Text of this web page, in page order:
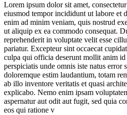
Lorem ipsum dolor sit amet,
eiusmod tempor incididunt ut labore et
enim ad minim veniam, quis nostrud
ut aliquip ex ea commodo consequat.
reprehenderit in voluptate velit esse
pariatur. Excepteur sint occaecat
culpa qui officia deserunt mollit anim id
perspiciatis unde omnis iste natus error
doloremque estim laudantium, totam
ab illo inventore veritatis et quasi
explicabo. Nemo enim ipsam
aspernatur aut odit aut fugit, sed quia
eos qui ratione v